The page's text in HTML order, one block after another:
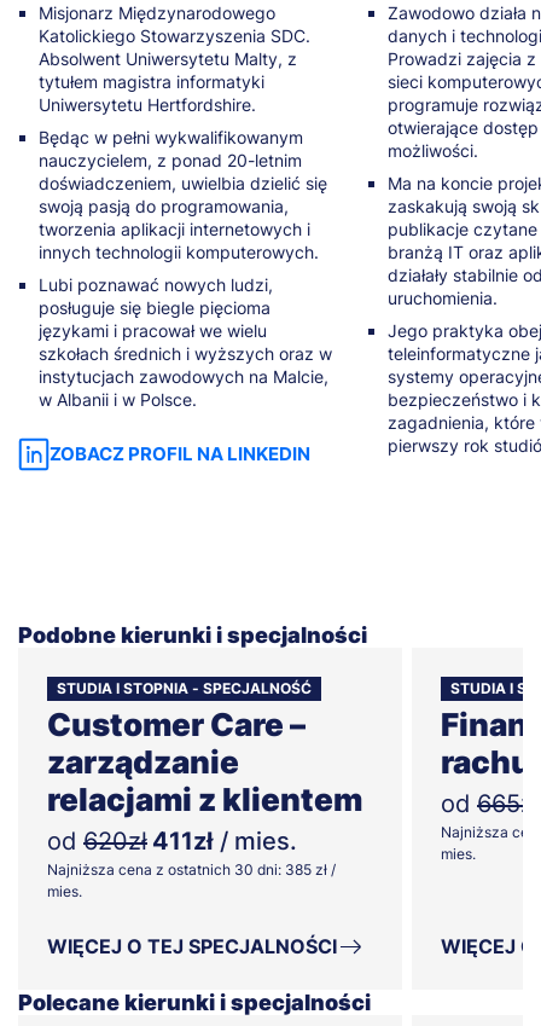
Misjonarz Międzynarodowego
Katolickiego Stowarzyszenia SDC.
Absolwent Uniwersytetu Malty, z
tytułem magistra informatyki
Uniwersytetu Hertfordshire.
Będąc w pełni wykwalifikowanym
nauczycielem, z ponad 20-letnim
doświadczeniem, uwielbia dzielić się
swoją pasją do programowania,
tworzenia aplikacji internetowych i
innych technologii komputerowych.
Lubi poznawać nowych ludzi,
posługuje się biegle pięcioma
językami i pracował we wielu
szkołach średnich i wyższych oraz w
instytucjach zawodowych na Malcie,
w Albanii i w Polsce.
ZOBACZ PROFIL NA LINKEDIN
Zawodowo działa
danych i
Prowadzi zajęcia
sieci
programuje
otwierające
możliwości.
Ma na koncie
zaskakują swoją
publikacje
branżą IT oraz
działały stabilnie
uruchomienia.
Jego praktyka
teleinformatyczne
systemy
bezpieczeństwo i
zagadnienia,
pierwszy rok
Podobne kierunki i specjalności
STUDIA I STOPNIA - SPECJALNOŚĆ
Customer Care –
zarządzanie
relacjami z klientem
od 620zł 411zł / mies.
Najniższa cena z ostatnich 30 dni: 385 zł /
mies.
WIĘCEJ O TEJ SPECJALNOŚCI
STUDIA I
od 665zł
Najniższa
mies.
WIĘCEJ
Polecane kierunki i specjalności